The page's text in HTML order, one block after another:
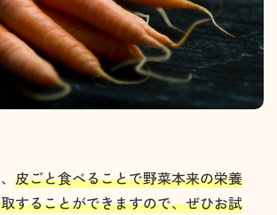
皮ごと食べることで野菜本来の栄養
することができますので、ぜひお試